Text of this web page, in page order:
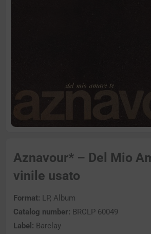
Aznavour* – Del Mio
vinile usato
Format: LP, Album
Catalog number: BRCLP 60049
Label: Barclay